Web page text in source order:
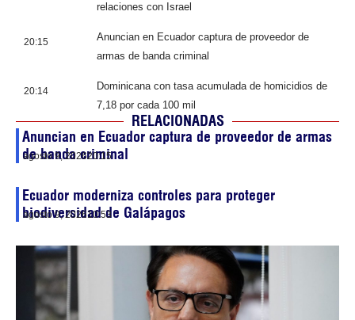
relaciones con Israel
20:15
Anuncian en Ecuador captura de proveedor de
armas de banda criminal
20:14
Dominicana con tasa acumulada de homicidios de
7,18 por cada 100 mil
RELACIONADAS
Anuncian en Ecuador captura de proveedor de armas
de banda criminal
agosto 9, 202620:15
Ecuador moderniza controles para proteger
biodiversidad de Galápagos
agosto 9, 202610:53